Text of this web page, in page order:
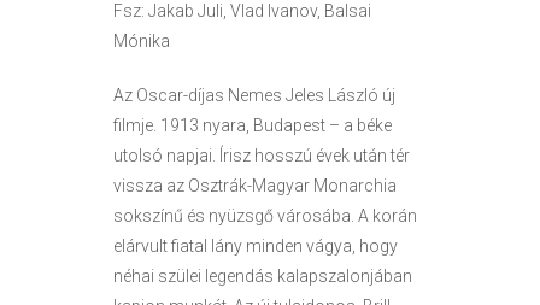
Fsz: Jakab Juli, Vlad Ivanov, Balsai
Mónika
Az Oscar-díjas Nemes Jeles László új
filmje. 1913 nyara, Budapest – a béke
utolsó napjai. Írisz hosszú évek után tér
vissza az Osztrák-Magyar Monarchia
sokszínű és nyüzsgő városába. A korán
elárvult fiatal lány minden vágya, hogy
néhai szülei legendás kalapszalonjában